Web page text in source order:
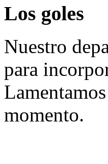
Los goles
Nuestro
para
momento.